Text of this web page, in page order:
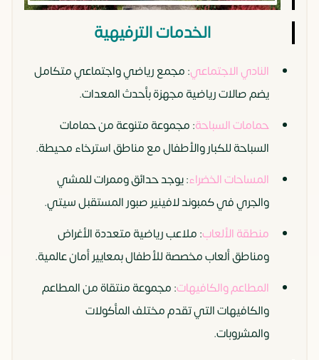
الخدمات الترفيهية
النادي الاجتماعي: مجمع رياضي واجتماعي متكامل
يضم صالات رياضية مجهزة بأحدث المعدات.
حمامات السباحة: مجموعة متنوعة من حمامات
السباحة للكبار والأطفال مع مناطق استرخاء محيطة.
المساحات الخضراء: يوجد حدائق وممرات للمشي
والجري في كمبوند لافينير صبور المستقبل سيتي.
منطقة الألعاب: ملاعب رياضية متعددة الأغراض
ومناطق ألعاب مخصصة للأطفال بمعايير أمان عالمية.
المطاعم والكافيهات: مجموعة منتقاة من المطاعم
والكافيهات التي تقدم مختلف المأكولات
والمشروبات.